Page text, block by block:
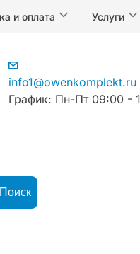
и оплата Услуги
info1@owenkomplekt.ru
График: Пн-Пт 09:00 -